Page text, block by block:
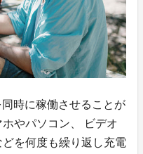
時に稼働させることが
やパソコン、 ビデオ
を何度も繰り返し充電